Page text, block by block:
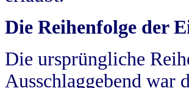
Die Reihenfolge der
Die ursprüngliche
Ausschlaggebend war